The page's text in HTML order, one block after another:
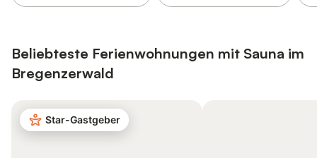
Beliebteste Ferienwohnungen mit Sauna im
Bregenzerwald
Star-Gastgeber